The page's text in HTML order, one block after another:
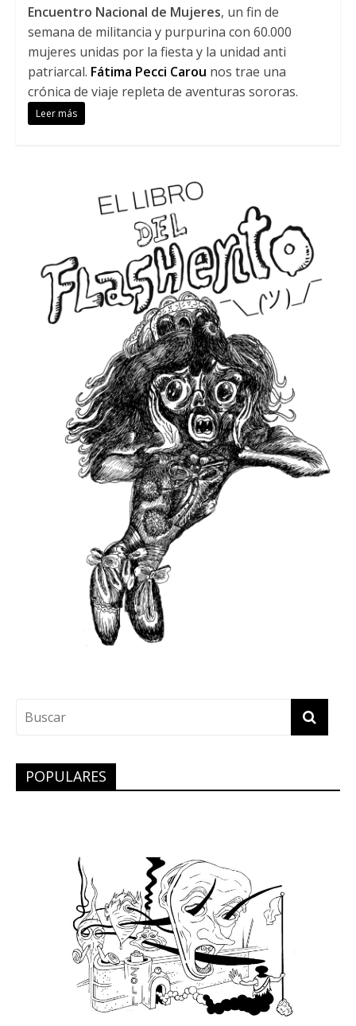
Encuentro Nacional de Mujeres, un fin de
semana de militancia y purpurina con 60.000
mujeres unidas por la fiesta y la unidad anti
patriarcal. Fátima Pecci Carou nos trae una
crónica de viaje repleta de aventuras sororas.
Leer más
POPULARES